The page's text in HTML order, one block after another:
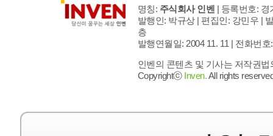
명칭: 주식회사 인벤 | 등록번호: 경
발행인: 박규상 | 편집인: 강민우 |
층
발행연월일: 2004 11. 11 | 전화번호
인벤의 콘텐츠 및 기사는 저작권
Copyrightⓒ Inven.All rights